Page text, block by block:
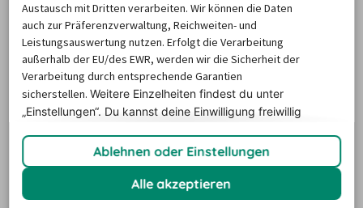
Die Preise basieren auf dem Minimum Median-Suchpreis für die
nächsten 12 Monate und können für neue Suchanfragen variieren.
Mietwagen Champagne-Ardenne
Nicht nur wegen des berühmten Getränks lohnt es sich, in
die Region Champagne-Ardenne in Frankreich zu
kommen. Welche Orte in Frankreich sonst noch einen
Austausch mit Dritten verarbeiten. Wir können die Daten
auch zur Präferenzverwaltung, Reichweiten- und
Leistungsauswertung nutzen. Erfolgt die Verarbeitung
außerhalb der EU/des EWR, werden wir die Sicherheit der
Verarbeitung durch entsprechende Garantien
sicherstellen.Weitere Einzelheiten findest du unter
„Einstellungen“. Du kannst deine Einwilligung freiwillig
Ablehnen oder Einstellungen
Alle akzeptieren